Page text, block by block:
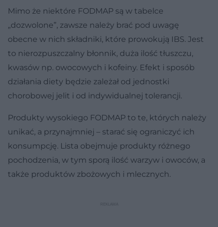
Mimo że niektóre FODMAP są w tabelce
„dozwolone”, zawsze należy brać pod uwagę
obecne w nich składniki, które prowokują IBS. Jest
to nierozpuszczalny błonnik, duża ilość tłuszczu,
kwasów np. owocowych i kofeiny. Efekt i sposób
działania diety będzie zależał od jednostki
chorobowej jelit i od indywidualnej tolerancji.
Produkty wysokiego FODMAP to te, których należy
unikać, a przynajmniej – starać się ograniczyć ich
konsumpcję. Lista obejmuje produkty różnego
pochodzenia, w tym sporą ilość warzyw i owoców, a
także produktów zbożowych i mlecznych.